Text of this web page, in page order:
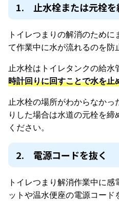
1. 止水栓または元栓を
トイレつまりの解消のため
て作業中に水が流れるのを防
止水栓はトイレタンクの給水
時計回りに回すことで水を止
止水栓の場所がわからなかっ
りした場合は水道の元栓を
ください。
2. 電源コードを抜く
トイレつまり解消作業中に
ットや温水便座の電源コード